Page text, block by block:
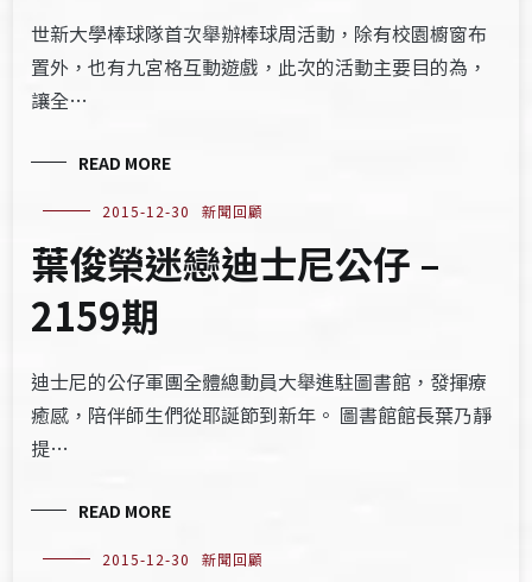
世新大學棒球隊首次舉辦棒球周活動，除有校園櫥窗布
置外，也有九宮格互動遊戲，此次的活動主要目的為，
讓全…
READ MORE
2015-12-30 新聞回顧
葉俊榮迷戀迪士尼公仔 –
2159期
迪士尼的公仔軍團全體總動員大舉進駐圖書館，發揮療
癒感，陪伴師生們從耶誕節到新年。 圖書館館長葉乃靜
提…
READ MORE
2015-12-30 新聞回顧